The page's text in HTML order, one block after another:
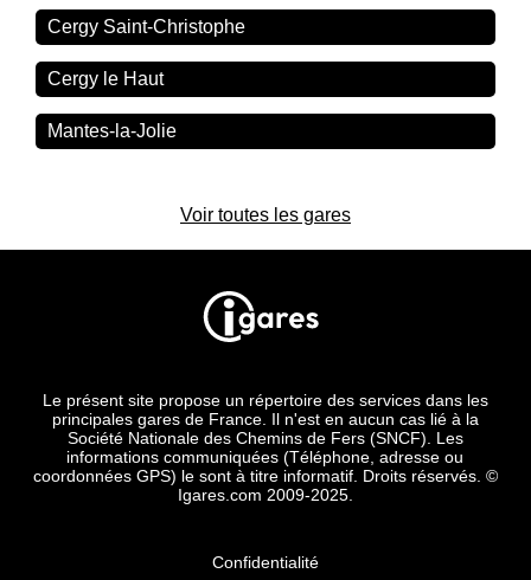
Cergy Saint-Christophe
Cergy le Haut
Mantes-la-Jolie
Voir toutes les gares
Le présent site propose un répertoire des services dans les
principales gares de France. Il n'est en aucun cas lié à la
Société Nationale des Chemins de Fers (SNCF). Les
informations communiquées (Téléphone, adresse ou
coordonnées GPS) le sont à titre informatif. Droits réservés. ©
Igares.com 2009-2025.
Confidentialité